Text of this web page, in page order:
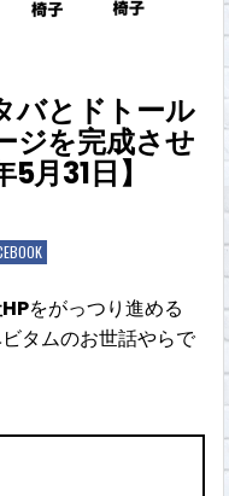
バとドトール
ジを完成させ
月31日】
をがっつり進める
タムのお世話やらで